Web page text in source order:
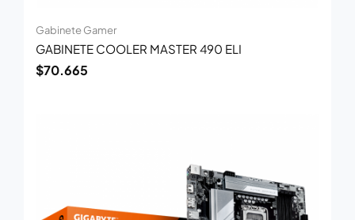
Gabinete Gamer
GABINETE COOLER MASTER 490 ELI
$70.665